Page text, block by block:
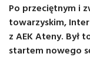
Po przeciętnym i
towarzyskim,
z AEK Ateny. Był
startem nowego